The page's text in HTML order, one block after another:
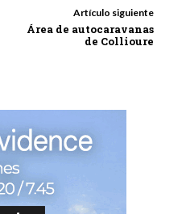
Artículo siguiente
Área de autocaravanas
de Collioure